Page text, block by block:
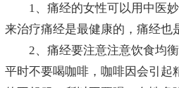
1、痛经的女性可以用中医妙
来治疗痛经是最健康的，痛经也
2、痛经要注意注意饮食均衡
平时不要喝咖啡，咖啡因会引起